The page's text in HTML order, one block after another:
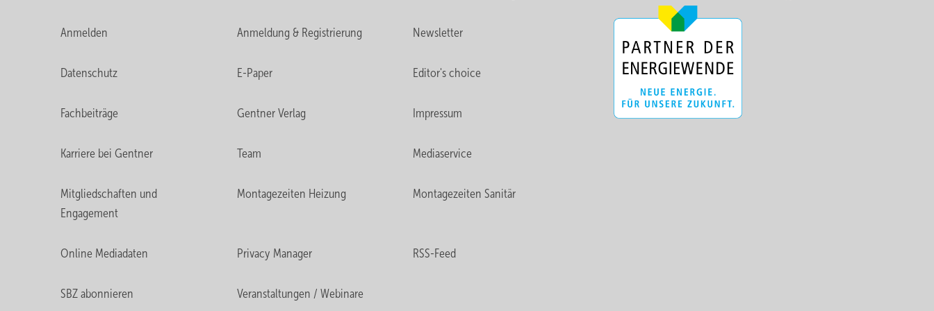
Anmelden Anmeldung & Registrierung Newsletter
Datenschutz E-Paper Editor's choice
Fachbeiträge Gentner Verlag Impressum
Karriere bei Gentner Team Mediaservice
Mitgliedschaften und
Engagement
Montagezeiten Heizung Montagezeiten Sanitär
Online Mediadaten Privacy Manager RSS-Feed
SBZ abonnieren Veranstaltungen / Webinare